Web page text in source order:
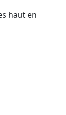
haut en